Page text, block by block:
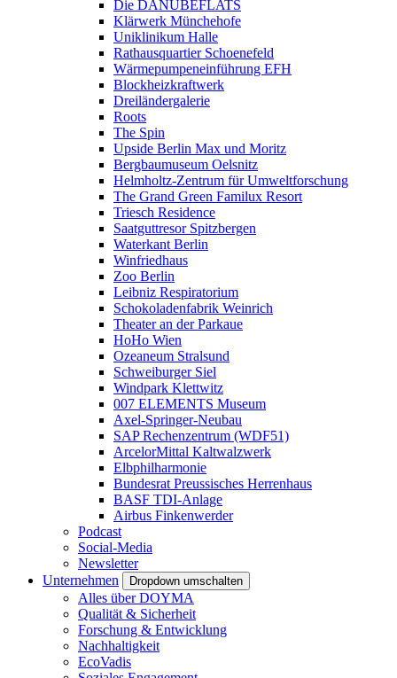
Die DANUBEFLATS
Klärwerk Münchehofe
Uniklinikum Halle
Rathausquartier Schoenefeld
Wärmepumpeneinführung EFH
Blockheizkraftwerk
Dreiländergalerie
Roots
The Spin
Upside Berlin Max und Moritz
Bergbaumuseum Oelsnitz
Helmholtz-Zentrum für Umweltforschung
The Grand Green Familux Resort
Triesch Residence
Saatguttresor Spitzbergen
Waterkant Berlin
Winfriedhaus
Zoo Berlin
Leibniz Respiratorium
Schokoladenfabrik Weinrich
Theater an der Parkaue
HoHo Wien
Ozeaneum Stralsund
Schweiburger Siel
Windpark Klettwitz
007 ELEMENTS Museum
Axel-Springer-Neubau
SAP Rechenzentrum (WDF51)
ArcelorMittal Kaltwalzwerk
Elbphilharmonie
Bundesrat Preussisches Herrenhaus
BASF TDI-Anlage
Airbus Finkenwerder
Podcast
Social-Media
Newsletter
Unternehmen
Dropdown umschalten
Alles über DOYMA
Qualität & Sicherheit
Forschung & Entwicklung
Nachhaltigkeit
EcoVadis